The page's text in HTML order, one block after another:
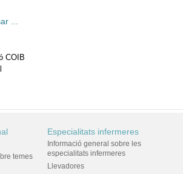
...
COIB
temes
Especialitats infermeres
Informació general sobre les
especialitats infermeres
Llevadores